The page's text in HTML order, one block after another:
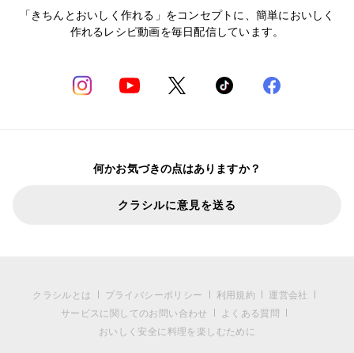
「きちんとおいしく作れる」をコンセプトに、簡単においしく
作れるレシピ動画を毎日配信しています。
何かお気づきの点はありますか？
クラシルに意見を送る
クラシルとは プライバシーポリシー 利用規約
運営会社
サービスに関してのお問い合わせ
よくある質問
おいしく安全に料理を楽しむために